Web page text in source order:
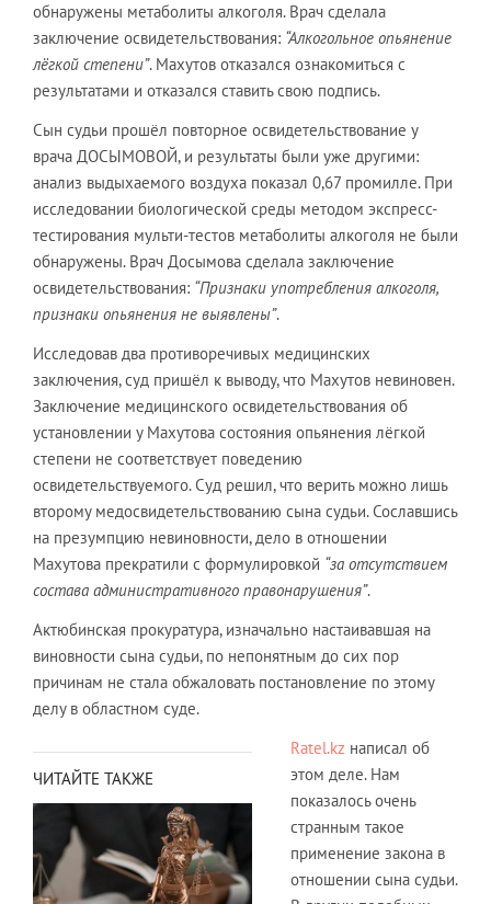
обнаружены метаболиты алкоголя. Врач сделала
заключение освидетельствования: “Алкогольное опьянение
лёгкой степени”. Махутов отказался ознакомиться с
результатами и отказался ставить свою подпись.
Сын судьи прошёл повторное освидетельствование у
врача ДОСЫМОВОЙ, и результаты были уже другими:
анализ выдыхаемого воздуха показал 0,67 промилле. При
исследовании биологической среды методом экспресс-
тестирования мульти-тестов метаболиты алкоголя не были
обнаружены. Врач Досымова сделала заключение
освидетельствования: “Признаки употребления алкоголя,
признаки опьянения не выявлены”.
Исследовав два противоречивых медицинских
заключения, суд пришёл к выводу, что Махутов невиновен.
Заключение медицинского освидетельствования об
установлении у Махутова состояния опьянения лёгкой
степени не соответствует поведению
освидетельствуемого. Суд решил, что верить можно лишь
второму медосвидетельствованию сына судьи. Сославшись
на презумпцию невиновности, дело в отношении
Махутова прекратили с формулировкой “за отсутствием
состава административного правонарушения”.
Актюбинская прокуратура, изначально настаивавшая на
виновности сына судьи, по непонятным до сих пор
причинам не стала обжаловать постановление по этому
делу в областном суде.
ЧИТАЙТЕ ТАКЖЕ
Ratel.kz написал об
этом деле. Нам
показалось очень
странным такое
применение закона в
отношении сына судьи.